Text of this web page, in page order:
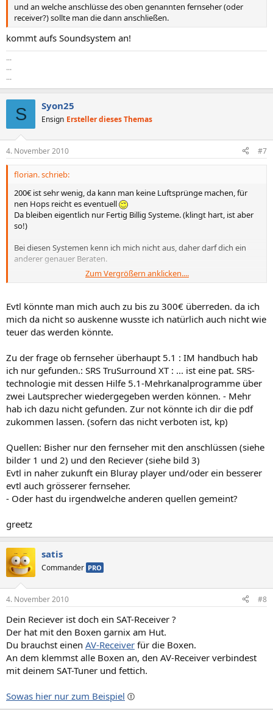
und an welche anschlüsse des oben genannten fernseher (oder
receiver?) sollte man die dann anschließen.
kommt aufs Soundsystem an!
...
...
...
S Syon25
Ensign Ersteller dieses Themas
4. November 2010 #7
florian. schrieb:
200€ ist sehr wenig, da kann man keine Luftsprünge machen, für
nen Hops reicht es eventuell
Da bleiben eigentlich nur Fertig Billig Systeme. (klingt hart, ist aber
so!)
Bei diesen Systemen kenn ich mich nicht aus, daher darf dich ein
anderer genauer Beraten.
nun erstmal zum Anschließen.
Liefert aber (vermutlich) nur vom Integrierten Tuner ein 5.1 Signal,
alle anderen Quellen werden in Stereo Durchgeschliffen (Prüf dies
bitte im Handbuch nach)
nun Geizen diese Billig Systeme aber mit ihren Anschlüssen.
du musst also schauen das das Soundsystem genug
Soundeingänge besitzt.
Welche Quellen hast du denn alle? (Jetzt und in naher Zukunft)
und was für Soundausgänge haben diese Quellen?
Reichelt.de
kommt aufs Soundsystem an!
Zum Vergrößern anklicken....
Evtl könnte man mich auch zu bis zu 300€ überreden. da ich
mich da nicht so auskenne wusste ich natürlich auch nicht wie
teuer das werden könnte.
Zu der frage ob fernseher überhaupt 5.1 : IM handbuch hab
ich nur gefunden.: SRS TruSurround XT : ... ist eine pat. SRS-
technologie mit dessen Hilfe 5.1-Mehrkanalprogramme über
zwei Lautsprecher wiedergegeben werden können. - Mehr
hab ich dazu nicht gefunden. Zur not könnte ich dir die pdf
zukommen lassen. (sofern das nicht verboten ist, kp)
Quellen: Bisher nur den fernseher mit den anschlüssen (siehe
bilder 1 und 2) und den Reciever (siehe bild 3)
Evtl in naher zukunft ein Bluray player und/oder ein besserer
evtl auch grösserer fernseher.
- Oder hast du irgendwelche anderen quellen gemeint?
greetz
satis
Commander PRO
4. November 2010 #8
Dein Reciever ist doch ein SAT-Receiver ?
Der hat mit den Boxen garnix am Hut.
Du brauchst einen AV-Receiver für die Boxen.
An dem klemmst alle Boxen an, den AV-Receiver verbindest
mit deinem SAT-Tuner und fettich.
Sowas hier nur zum Beispiel